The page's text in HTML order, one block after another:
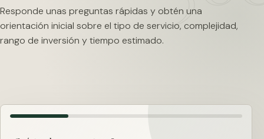
Responde unas preguntas rápidas y obtén una
orientación inicial sobre el tipo de servicio, complejidad,
rango de inversión y tiempo estimado.